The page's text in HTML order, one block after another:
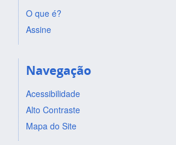
O que é?
Assine
Navegação
Acessibilidade
Alto Contraste
Mapa do Site